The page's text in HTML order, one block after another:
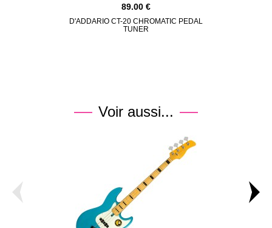
89.00
D'ADDARIO CT-20 CHROMATIC PEDAL
TUNER
Voir aussi...